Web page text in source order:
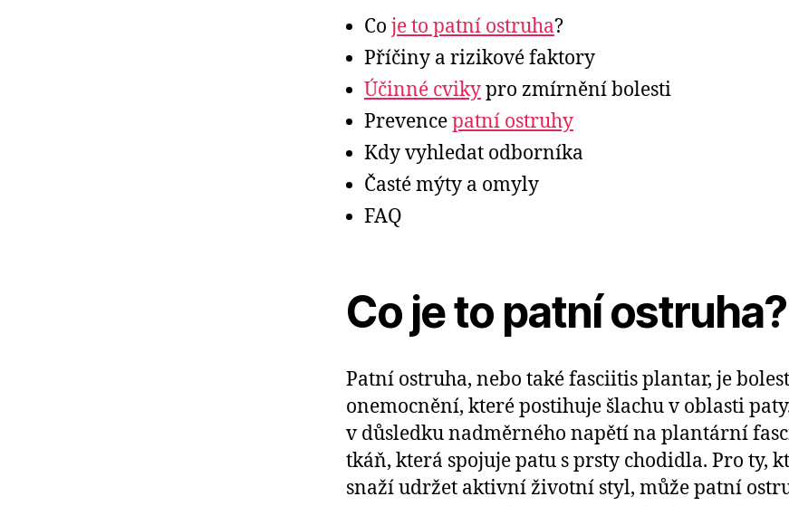
Co je to patní ostruha?
Příčiny a rizikové faktory
Účinné cvikypro zmírnění bolesti
Prevencepatní ostruhy
Kdy vyhledat odborníka
Časté mýty a omyly
FAQ
Co je to patní ostruha?
Patní ostruha, nebo také fasciitis plantar, je
onemocnění, které postihuje šlachu v oblasti
v důsledku nadměrného napětí na plantární
tkáň, která spojuje patu s prsty chodidla. Pro ty,
snaží udržet aktivní životní styl, může patní